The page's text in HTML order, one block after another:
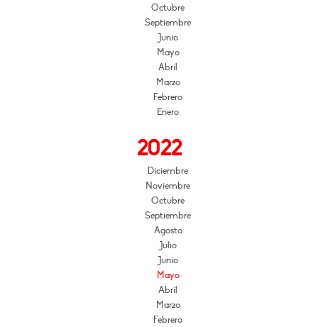
Octubre
Septiembre
Junio
Mayo
Abril
Marzo
Febrero
Enero
2022
Diciembre
Noviembre
Octubre
Septiembre
Agosto
Julio
Junio
Mayo
Abril
Marzo
Febrero